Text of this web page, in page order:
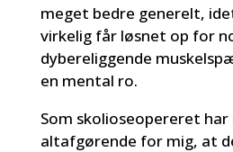
meget bedre generelt,
virkelig får løsnet op for
dybereliggende
en mental ro.
Som skolioseopereret
altafgørende for mig, at